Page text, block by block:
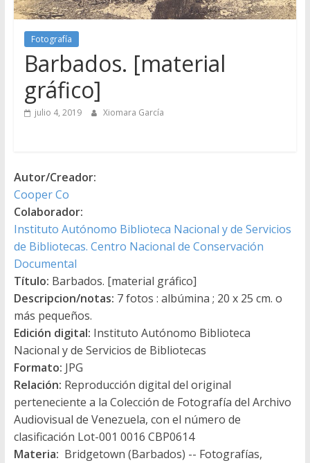
Fotografía
Barbados. [material
gráfico]
julio 4, 2019 Xiomara García
Autor/Creador:
Cooper Co
Colaborador:
Instituto Autónomo Biblioteca Nacional y de Servicios
de Bibliotecas. Centro Nacional de Conservación
Documental
Título: Barbados. [material gráfico]
Descripcion/notas: 7 fotos : albúmina ; 20 x 25 cm. o
más pequeños.
Edición digital: Instituto Autónomo Biblioteca
Nacional y de Servicios de Bibliotecas
Formato: JPG
Relación: Reproducción digital del original
perteneciente a la Colección de Fotografía del Archivo
Audiovisual de Venezuela, con el número de
clasificación Lot-001 0016 CBP0614
Materia: Bridgetown (Barbados) -- Fotografías,